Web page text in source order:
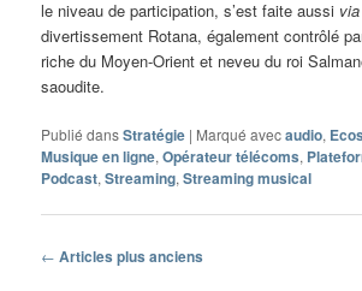
le niveau de participation, s’est faite aussi via
divertissement Rotana, également contrôlé
riche du Moyen-Orient et neveu du roi
saoudite.
Publié dansStratégie | Marqué avecaudio,
Musique en ligne,Opérateur télécoms,
Podcast,Streaming,Streaming musical
Navigation
← Articles plus anciens